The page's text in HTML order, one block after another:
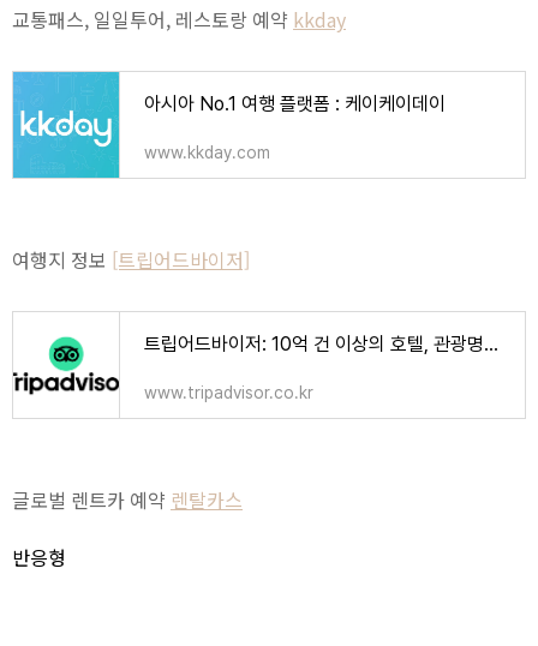
교통패스, 일일투어, 레스토랑 예약 kkday
아시아 No.1 여행 플랫폼 : 케이케이데이
www.kkday.com
여행지 정보 [트립어드바이저]
트립어드바이저: 10억 건 이상의 호텔, 관광명소, 음식점 리뷰와 포스팅이 모여드는 곳
www.tripadvisor.co.kr
글로벌 렌트카 예약 렌탈카스
반응형